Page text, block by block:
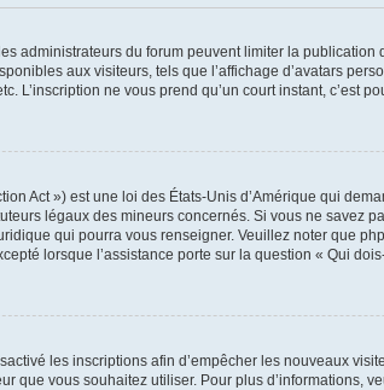
administrateurs du forum peuvent limiter la
aux visiteurs, tels que l’affichage d’avatars
L’inscription ne vous prend qu’un court instant, c’est
Act ») est une loi des États-Unis d’Amérique qui
légaux des mineurs concernés. Si vous ne savez
qui pourra vous renseigner. Veuillez noter que
lorsque l’assistance porte sur la question « Qui
les inscriptions afin d’empêcher les nouveaux
que vous souhaitez utiliser. Pour plus d’informations,